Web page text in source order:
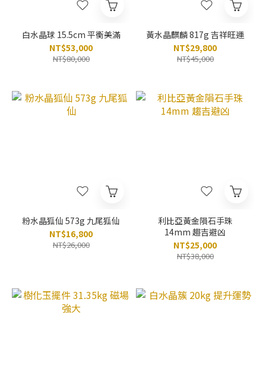
白水晶球 15.5cm 平衡美滿
NT$53,000
NT$80,000
黃水晶麒麟 817g 吉祥旺運
NT$29,800
NT$45,000
粉水晶狐仙 573g 九尾狐仙
NT$16,800
NT$26,000
利比亞黃金隕石手珠
14mm 趨吉避凶
NT$25,000
NT$38,000